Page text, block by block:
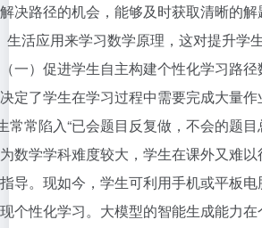
解决路径的机会，能够及时获取清晰的
生活应用来学习数学原理，这对提升学
（一）促进学生自主构建个性化学习路
决定了学生在学习过程中需要完成大量
常常陷入“已会题目反复做，不会的题
为数学学科难度较大，学生在课外又难
指导。现如今，学生可利用手机或平板
现个性化学习。大模型的智能生成能力